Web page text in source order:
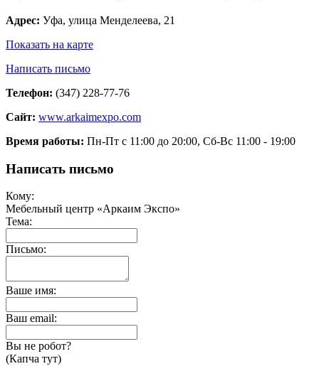
Адрес: Уфа, улица Менделеева, 21
Показать на карте
Написать письмо
Телефон: (347) 228-77-76
Сайт: www.arkaimexpo.com
Время работы: Пн-Пт с 11:00 до 20:00, Сб-Вс 11:00 - 19:00
Написать письмо
Кому:
Мебельный центр «Аркаим Экспо»
Тема:
Письмо:
Ваше имя:
Ваш email:
Вы не робот?
(Капча тут)